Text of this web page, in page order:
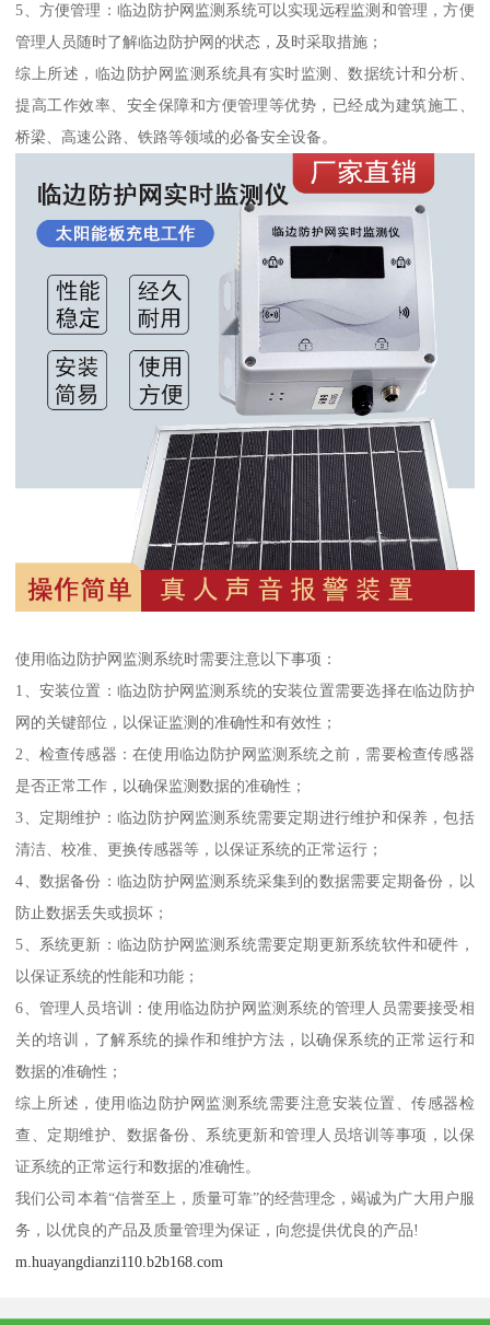
5、方便管理：临边防护网监测系统可以实现远程监测和管理，方便
管理人员随时了解临边防护网的状态，及时采取措施；
综上所述，临边防护网监测系统具有实时监测、数据统计和分析、
提高工作效率、安全保障和方便管理等优势，已经成为建筑施工、
桥梁、高速公路、铁路等领域的必备安全设备。
使用临边防护网监测系统时需要注意以下事项：
1、安装位置：临边防护网监测系统的安装位置需要选择在临边防护
网的关键部位，以保证监测的准确性和有效性；
2、检查传感器：在使用临边防护网监测系统之前，需要检查传感器
是否正常工作，以确保监测数据的准确性；
3、定期维护：临边防护网监测系统需要定期进行维护和保养，包括
清洁、校准、更换传感器等，以保证系统的正常运行；
4、数据备份：临边防护网监测系统采集到的数据需要定期备份，以
防止数据丢失或损坏；
5、系统更新：临边防护网监测系统需要定期更新系统软件和硬件，
以保证系统的性能和功能；
6、管理人员培训：使用临边防护网监测系统的管理人员需要接受相
关的培训，了解系统的操作和维护方法，以确保系统的正常运行和
数据的准确性；
综上所述，使用临边防护网监测系统需要注意安装位置、传感器检
查、定期维护、数据备份、系统更新和管理人员培训等事项，以保
证系统的正常运行和数据的准确性。
我们公司本着“信誉至上，质量可靠”的经营理念，竭诚为广大用户服
务，以优良的产品及质量管理为保证，向您提供优良的产品!
m.huayangdianzi110.b2b168.com